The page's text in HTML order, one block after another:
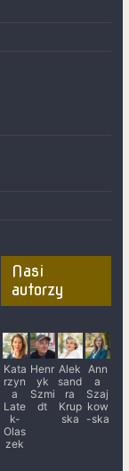
Nasi
autorzy
Kata
rzyn
a
Late
k-
Olas
zek
Henr
yk
Szmi
dt
Alek
sand
ra
Krup
ska
Ann
a
Szaj
kow
-ska